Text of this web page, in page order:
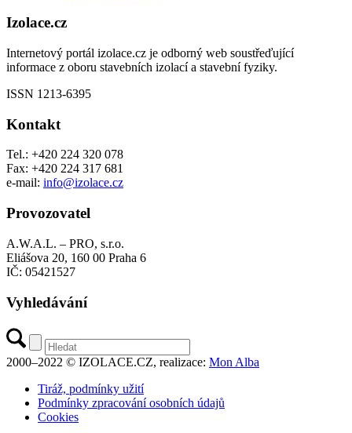
Izolace.cz
Internetový portál izolace.cz je odborný web soustřeďující
informace z oboru stavebních izolací a stavební fyziky.
ISSN 1213-6395
Kontakt
Tel.: +420 224 320 078
Fax: +420 224 317 681
e-mail: info@izolace.cz
Provozovatel
A.W.A.L. – PRO, s.r.o.
Eliášova 20, 160 00 Praha 6
IČ: 05421527
Vyhledávání
2000–2022 © IZOLACE.CZ, realizace: Mon Alba
Tiráž, podmínky užití
Podmínky zpracování osobních údajů
Cookies